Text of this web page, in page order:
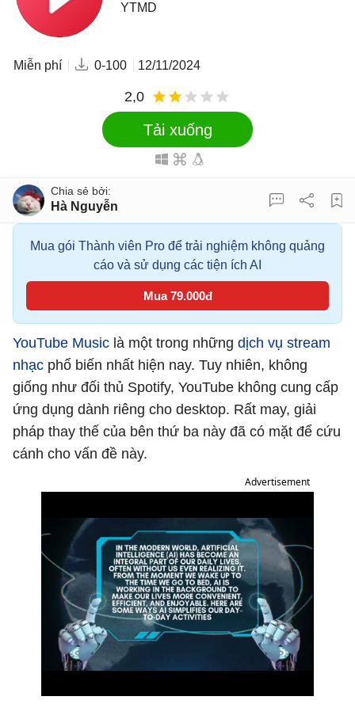
YTMD
Miễn phí 0-100 12/11/2024
2,0
Tải xuống
Hà Nguyễn
Mua gói Thành viên Pro để trải nghiệm không quảng
cáo và sử dụng các tiện ích AI
Mua 79.000đ
YouTube Music là một trong những dịch vụ stream
nhạc phổ biến nhất hiện nay. Tuy nhiên, không
giống như đối thủ Spotify, YouTube không cung cấp
ứng dụng dành riêng cho desktop. Rất may, giải
pháp thay thế của bên thứ ba này đã có mặt để cứu
cánh cho vấn đề này.
Advertisement